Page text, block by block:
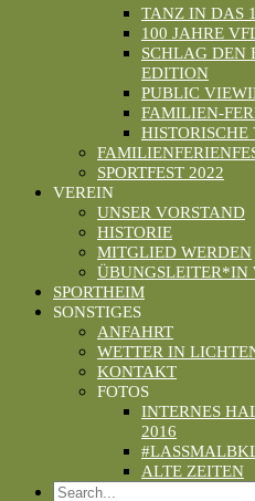
TANZ IN DAS
100 JAHRE
SCHLAG DEN
EDITION
PUBLIC
FAMILIEN-
HISTORISCHE
SPORTFEST 2022
VEREIN
UNSER VORSTAND
HISTORIE
MITGLIED WERDEN
ÜBUNGSLEITER*IN
SPORTHEIM
SONSTIGES
ANFAHRT
WETTER IN
KONTAKT
FOTOS
INTERNES
2016
ALTE ZEITEN
Search